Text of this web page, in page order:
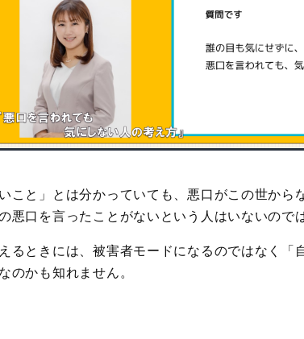
こと」とは分かっていても、悪口がこの世か
悪口を言ったことがないという人はいないので
るときには、被害者モードになるのではなく「
のかも知れません。